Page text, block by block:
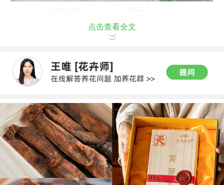
季节、天气移动菜盆，趋阳避阳，选择自由。
点击查看全文